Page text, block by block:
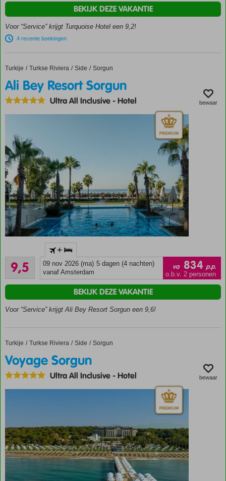
Luxe
kamers
Winnaar
the year
award
Voor “Service” krijgt Turquoise Hotel een 9,2!
4 recente boekingen
BEKIJK DEZE VAKANTIE
Home
Turkije Turkse Riviera Side Sorgun
Ali Bey Resort Sorgun
Ali Bey Resort Sorgun
Ultra All Inclusive-Hotel bewaar
het
strand
Meerdere
Zwembad
glijbanen
Animatie
jong en
oud
9,5
Uitmuntend
124
beoordelingen
+
09 nov 2026 (ma) 5 dagen (4 nachten)
vanaf Amsterdam
va 834 p.p.
o.b.v. 2 personen
Voor “Service” krijgt Ali Bey Resort Sorgun een 9,6!
BEKIJK DEZE VAKANTIE
Home
Turkije Turkse Riviera Side Sorgun
Voyage Sorgun
Voyage Sorgun
Ultra All Inclusive-Hotel bewaar